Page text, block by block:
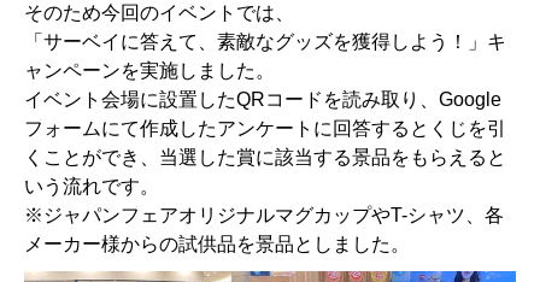
そのため今回のイベントでは、
「サーベイに答えて、素敵なグッズを獲得しよう！」キ
ャンペーンを実施しました。
イベント会場に設置したQRコードを読み取り、Google
フォームにて作成したアンケートに回答するとくじを引
くことができ、当選した賞に該当する景品をもらえると
いう流れです。
※ジャパンフェアオリジナルマグカップやT-シャツ、各
メーカー様からの試供品を景品としました。